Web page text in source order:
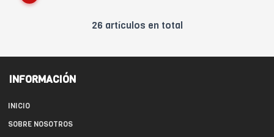
26 artículos en total
INFORMACIÓN
INICIO
SOBRE NOSOTROS